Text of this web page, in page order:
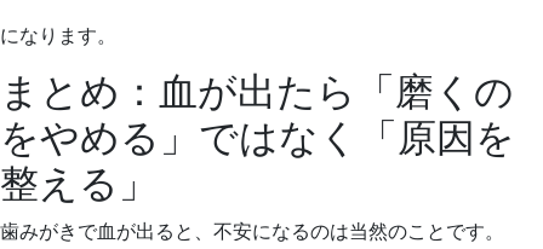
になります。
まとめ：血が出たら「磨くの
をやめる」ではなく「原因を
整える」
歯みがきで血が出ると、不安になるのは当然のことです。